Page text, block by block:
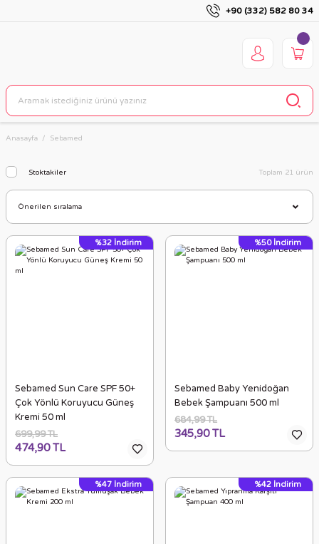
+90 (332) 582 80 34
Anasayfa Sebamed
Stoktakiler Toplam 21 ürün
%32 İndirim
Sebamed Sun Care SPF 50+
Çok Yönlü Koruyucu Güneş
Kremi 50 ml
699,99 TL
474,90 TL
%50 İndirim
Sebamed Baby Yenidoğan
Bebek Şampuanı 500 ml
684,99 TL
345,90 TL
%47 İndirim %42 İndirim